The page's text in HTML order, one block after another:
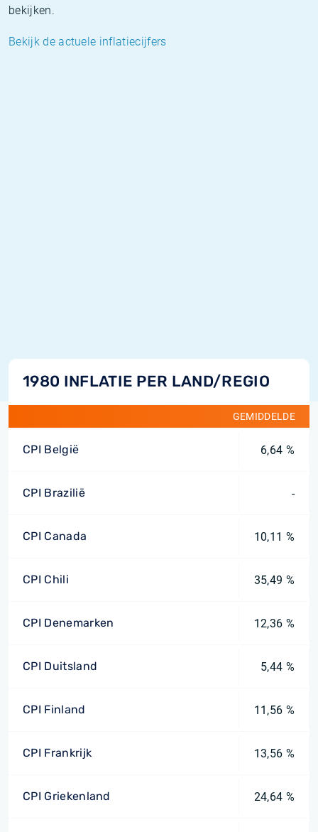
bekijken.
Bekijk de actuele inflatiecijfers
1980 INFLATIE PER LAND/REGIO
GEMIDDELDE
CPI België 6,64 %
CPI Brazilië -
CPI Canada 10,11 %
CPI Chili 35,49 %
CPI Denemarken 12,36 %
CPI Duitsland 5,44 %
CPI Finland 11,56 %
CPI Frankrijk 13,56 %
CPI Griekenland 24,64 %